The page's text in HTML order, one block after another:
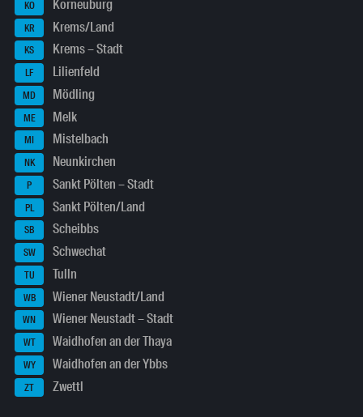
KO Korneuburg
KR Krems/Land
KS Krems – Stadt
LF Lilienfeld
MD Mödling
ME Melk
MI Mistelbach
NK Neunkirchen
P Sankt Pölten – Stadt
PL Sankt Pölten/Land
SB Scheibbs
SW Schwechat
TU Tulln
WB Wiener Neustadt/Land
WN Wiener Neustadt – Stadt
WT Waidhofen an der Thaya
WY Waidhofen an der Ybbs
ZT Zwettl